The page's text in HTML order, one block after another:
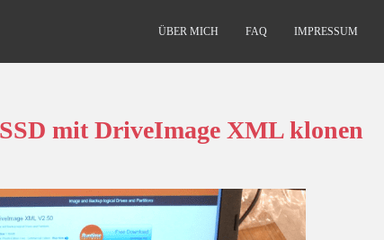
ÜBER MICH FAQ IMPRESSUM
mit DriveImage XML klonen